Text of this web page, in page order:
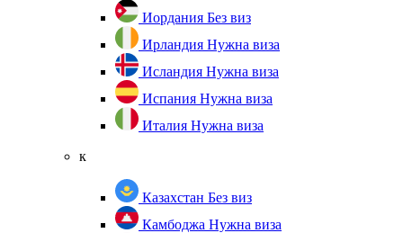
Иордания Без виз
Ирландия Нужна виза
Исландия Нужна виза
Испания Нужна виза
Италия Нужна виза
к
Казахстан Без виз
Камбоджа Нужна виза